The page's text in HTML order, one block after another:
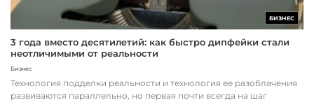
БИЗНЕС
3 года вместо десятилетий: как быстро дипфейки стали
неотличимыми от реальности
Бизнес
Технология подделки реальности и технология ее разоблачения
развиваются параллельно, но первая почти всегда на шаг